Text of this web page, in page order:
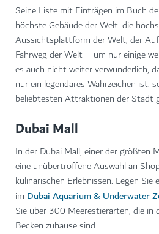
Seine Liste mit Einträgen im Buch
höchste Gebäude der Welt, die
Aussichtsplattform der Welt, der
Fahrweg der Welt – um nur einige
es auch nicht weiter verwunderlich,
nur ein legendäres Wahrzeichen ist,
beliebtesten Attraktionen der Stadt
Dubai Mall
In der Dubai Mall, einer der größten
eine unübertroffene Auswahl an
kulinarischen Erlebnissen. Legen
im Dubai Aquarium & Underwater
Sie über 300 Meerestierarten, die in
Becken zuhause sind.